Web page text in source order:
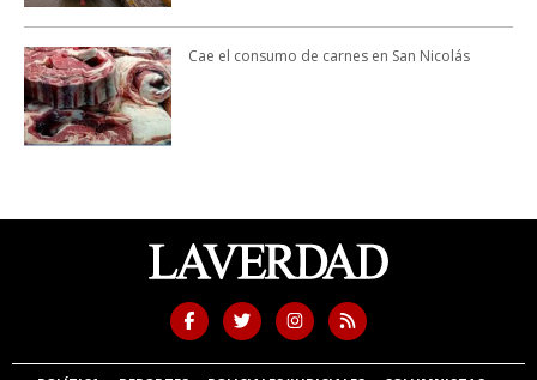
Cae el consumo de carnes en San Nicolás